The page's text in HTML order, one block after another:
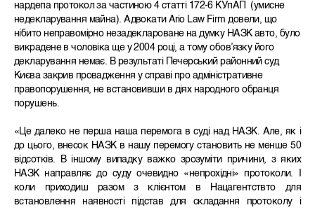
нардепа протокол за частиною 4 статті 172-6 КУпАП (умисне
недекларування майна). Адвокати Ario Law Firm довели, що
нібито неправомірно незадеклароване на думку НАЗК авто, було
викрадене в чоловіка ще у 2004 році, а тому обов’язку його
декларування немає. В результаті Печерський районний суд
Києва закрив провадження у справі про адміністративне
правопорушення, не встановивши в діях народного обранця
порушень.
«Це далеко не перша наша перемога в суді над НАЗК. Але, як і
до цього, внесок НАЗК в нашу перемогу становить не менше 50
відсотків. В іншому випадку важко зрозуміти причини, з яких
НАЗК направляє до суду очевидно «непрохідні» протоколи. І
коли приходиш разом з клієнтом в Нацагентствто для
встановлення наявності підстав для складання протоколу і